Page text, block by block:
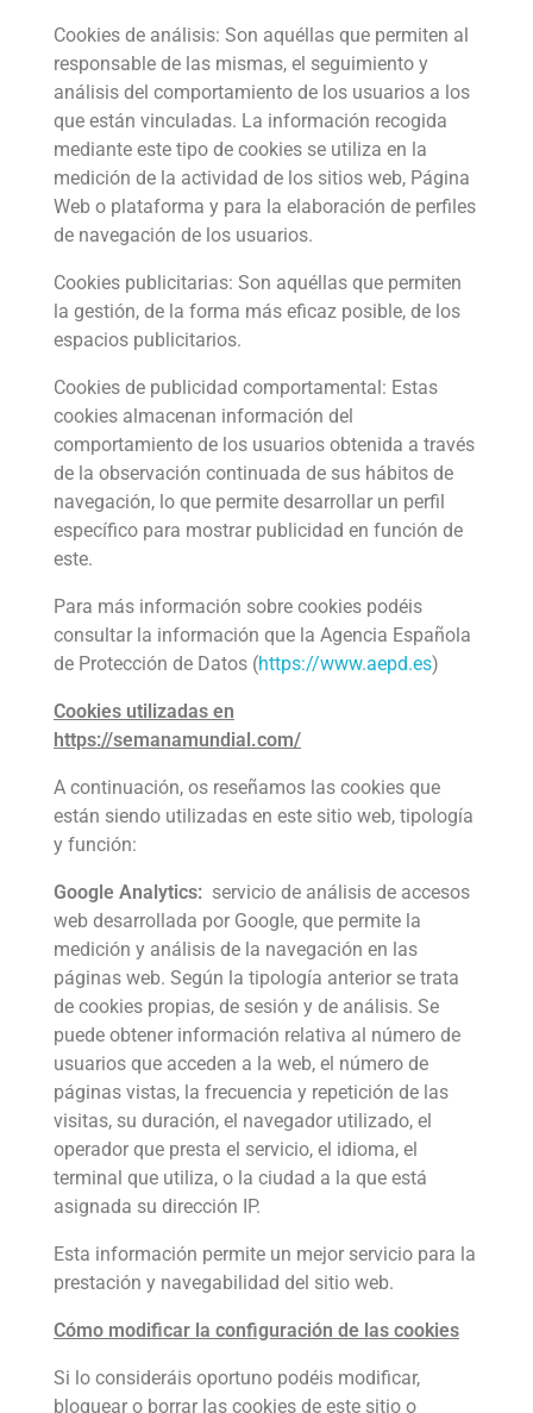
Cookies de análisis: Son aquéllas que permiten al
responsable de las mismas, el seguimiento y
análisis del comportamiento de los usuarios a los
que están vinculadas. La información recogida
mediante este tipo de cookies se utiliza en la
medición de la actividad de los sitios web, Página
Web o plataforma y para la elaboración de perfiles
de navegación de los usuarios.
Cookies publicitarias: Son aquéllas que permiten
la gestión, de la forma más eficaz posible, de los
espacios publicitarios.
Cookies de publicidad comportamental: Estas
cookies almacenan información del
comportamiento de los usuarios obtenida a través
de la observación continuada de sus hábitos de
navegación, lo que permite desarrollar un perfil
específico para mostrar publicidad en función de
este.
Para más información sobre cookies podéis
consultar la información que la Agencia Española
de Protección de Datos (https://www.aepd.es)
Cookies utilizadas en
https://semanamundial.com/
A continuación, os reseñamos las cookies que
están siendo utilizadas en este sitio web, tipología
y función:
Google Analytics: servicio de análisis de accesos
web desarrollada por Google, que permite la
medición y análisis de la navegación en las
páginas web. Según la tipología anterior se trata
de cookies propias, de sesión y de análisis. Se
puede obtener información relativa al número de
usuarios que acceden a la web, el número de
páginas vistas, la frecuencia y repetición de las
visitas, su duración, el navegador utilizado, el
operador que presta el servicio, el idioma, el
terminal que utiliza, o la ciudad a la que está
asignada su dirección IP.
Esta información permite un mejor servicio para la
prestación y navegabilidad del sitio web.
Cómo modificar la configuración de las cookies
Si lo consideráis oportuno podéis modificar,
bloquear o borrar las cookies de este sitio o